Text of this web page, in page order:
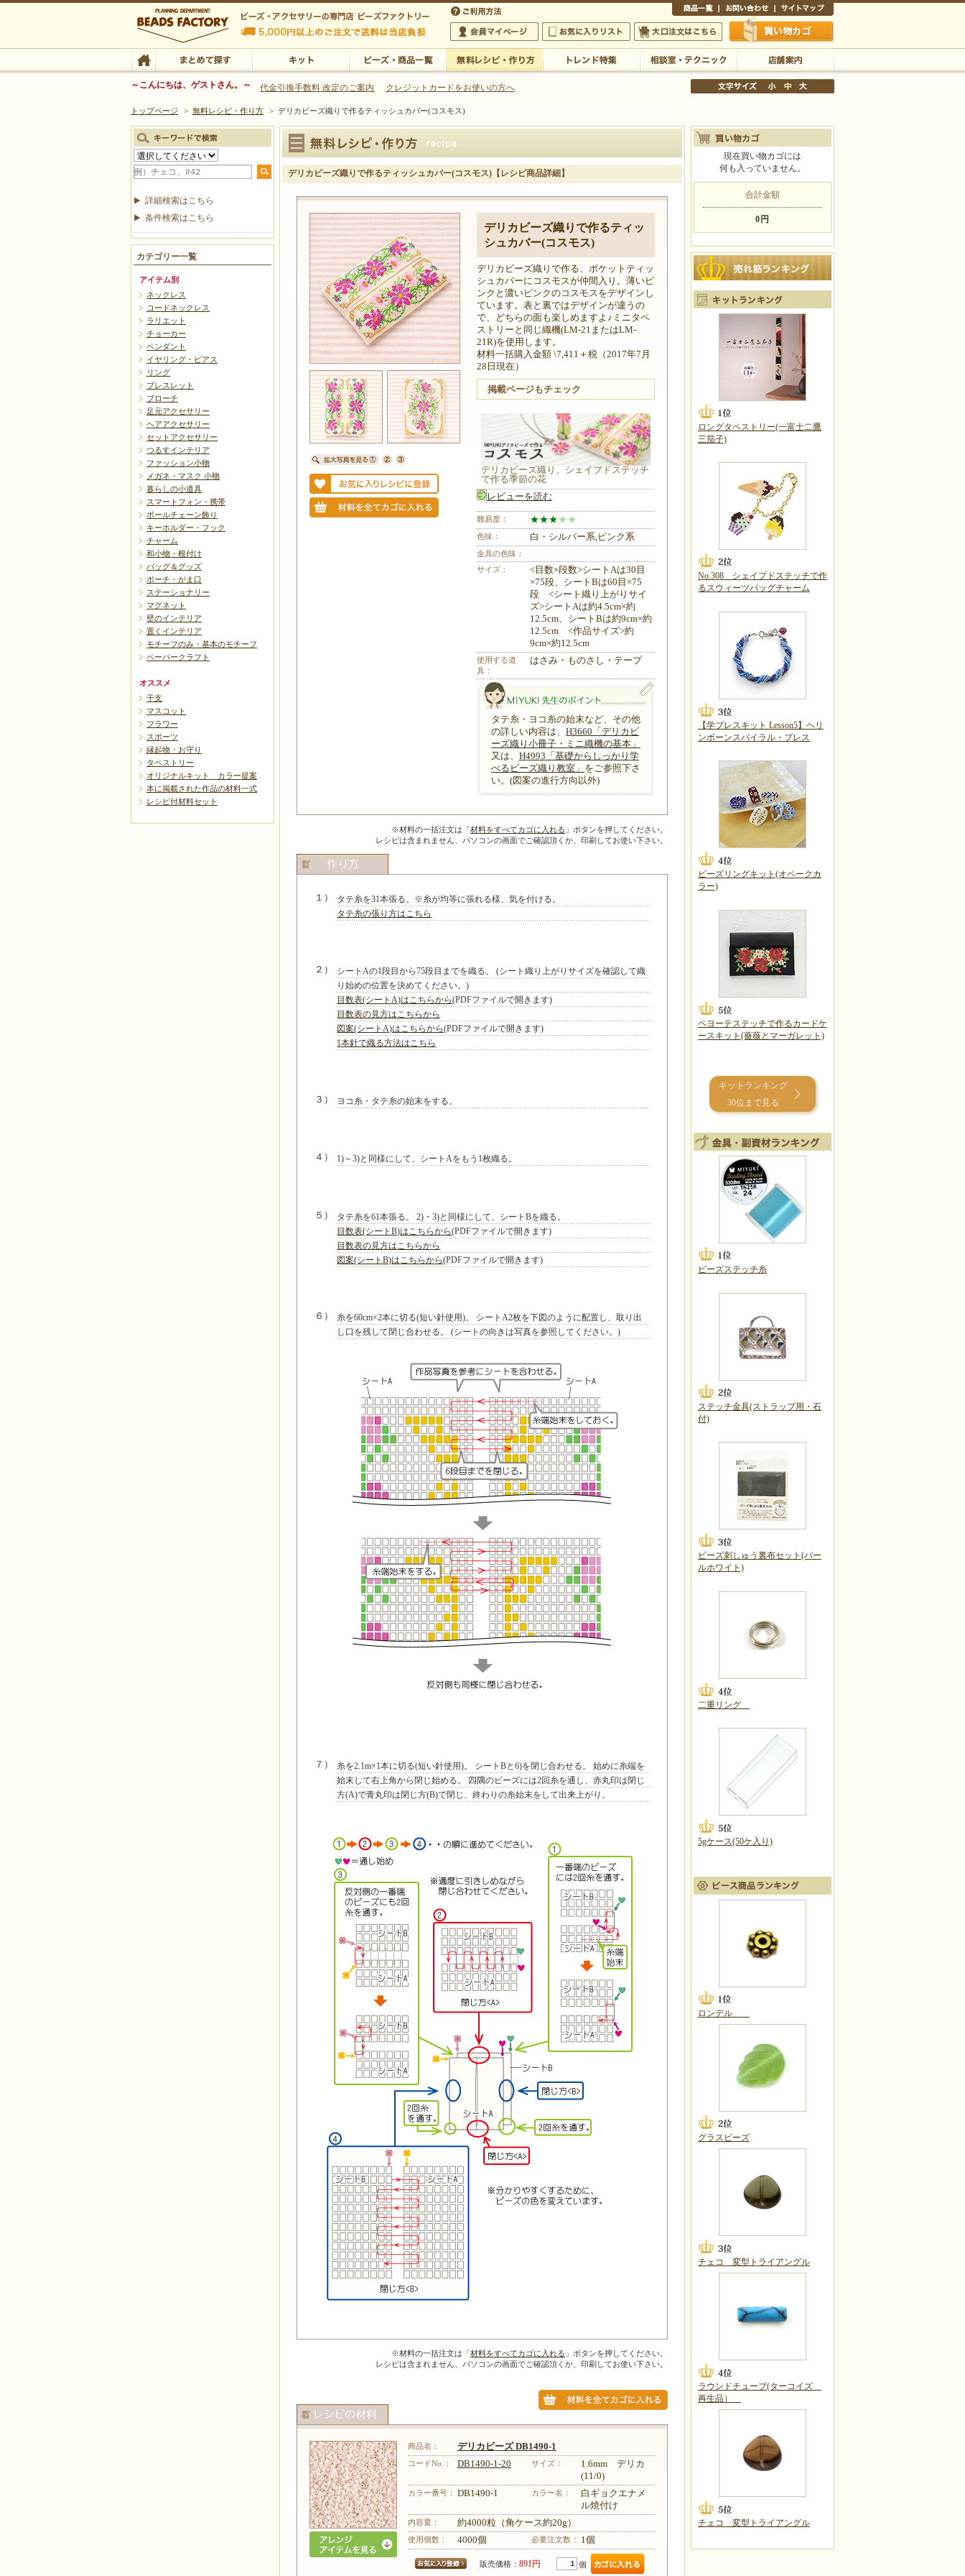
ビーズファクトリー ビーズ・パーツ・金具など・アクセサリーの専門店
ビーズ・アクセサリーの専門店 ビーズファクトリー 5,000円以上のご注文で送料は当店が負担いたします
ビーズ・アクセサリーの専門店 ビーズファクトリー 5,000円以上のご注文で送料は当店が負担いたします
ご利用方法
会員マイページ
お気に入りリスト 大口注文はこちら 買い物かご
TOP まとめて探す 店舗案内
～こんにちは、ゲストさん。～ 代金引換手数料 改定のご案内 クレジットカードをお使いの方へ
トップページ > 無料レシピ・作り方 > デリカビーズ織りで作るティッシュカバー(コスモス)
デリカビーズ織りで作るティッシュカバー(コスモス)【レシピ商品詳細】
デリカビーズ織りで作るティッ
シュカバー(コスモス)
デリカビーズ織りで作る、ポケットティッ
シュカバーにコスモスが仲間入り。薄いピ
ンクと濃いピンクのコスモスをデザインし
ています。表と裏ではデザインが違うの
で、どちらの面も楽しめますよ♪ミニタペ
ストリーと同じ織機(LM-21またはLM-
21R)を使用します。
材料一括購入金額 \7,411＋税（2017年7月
28日現在）
掲載ページもチェック
デリカビーズ織り、シェイプドステッチ
で作る季節の花
レビューを読む
難易度： ★★★★★
色味： 白・シルバー系,ピンク系
金具の色味：
サイズ：
<目数×段数>シートAは30目
×75段、シートBは60目×75
段 <シート織り上がりサイ
ズ>シートAは約4.5cm×約
12.5cm、シートBは約9cm×約
12.5cm <作品サイズ>約
9cm×約12.5cm
使用する道
具：
はさみ・ものさし・テープ
タテ糸・ヨコ糸の始末など、その他
の詳しい内容は、 H3660「デリカビ
ーズ織り小冊子・ミニ織機の基本」
又は、 H4993「基礎からしっかり学
べるビーズ織り教室」 をご参照下さ
い。(図案の進行方向以外)
※材料の一括注文は「材料をすべてカゴに入れる 」ボタンを押してください。
レシピは含まれません、パソコンの画面でご確認頂くか、印刷してお使い下さい。
１）
タテ糸を31本張る。※糸が均等に張れる様、気を付ける。
タテ糸の張り方はこちら
２）
シートAの1段目から75段目までを織る。 (シート織り上がりサイズを確認して織
り始めの位置を決めてください。)
目数表(シートA)はこちらから(PDFファイルで開きます)
目数表の見方はこちらから
図案(シートA)はこちらから(PDFファイルで開きます)
1本針で織る方法はこちら
３） ヨコ糸・タテ糸の始末をする。
４） 1)～3)と同様にして、シートAをもう1枚織る。
５）
タテ糸を61本張る。 2)・3)と同様にして、シートBを織る。
目数表(シートB)はこちらから(PDFファイルで開きます)
目数表の見方はこちらから
図案(シートB)はこちらから(PDFファイルで開きます)
６）
糸を60cm×2本に切る(短い針使用)。 シートA2枚を下図のように配置し、取り出
し口を残して閉じ合わせる。 (シートの向きは写真を参照してください。)
７）
糸を2.1m×1本に切る(短い針使用)。 シートBと6)を閉じ合わせる。 始めに糸端を
始末して右上角から閉じ始める。 四隅のビーズには2回糸を通し、赤丸印は閉じ
方(A)で青丸印は閉じ方(B)で閉じ、終わりの糸始末をして出来上がり。
※材料の一括注文は「材料をすべてカゴに入れる 」ボタンを押してください。
レシピは含まれません、パソコンの画面でご確認頂くか、印刷してお使い下さい。
商品名： デリカビーズ DB1490-1
コードNo.： DB1490-1-20 サイズ：
1.6mm デリカ
(11/0)
カラー番号： DB1490-1 カラー名：
白ギョクエナメ
ル焼付け
内容量： 約4000粒（角ケース約20g）
使用個数： 4000個 必要注文数： 1個
販売価格： 891円 個
詳細検索はこちら
条件検索はこちら
カテゴリー一覧
アイテム別
ネックレス
コードネックレス
ラリエット
チョーカー
ペンダント
イヤリング・ピアス
リング
ブレスレット
ブローチ
足元アクセサリー
ヘアアクセサリー
セットアクセサリー
つるすインテリア
ファッション小物
メガネ・マスク 小物
暮らしの小道具
スマートフォン・携帯
ボールチェーン飾り
キーホルダー・フック
チャーム
和小物・根付け
バッグ＆グッズ
ポーチ・がま口
ステーショナリー
マグネット
壁のインテリア
置くインテリア
モチーフのみ・基本のモチーフ
ペーパークラフト
オススメ
干支
マスコット
フラワー
スポーツ
縁起物・お守り
タペストリー
オリジナルキット カラー提案
本に掲載された作品の材料一式
レシピ付材料セット
現在買い物カゴには
何も入っていません。
合計金額
0円
ロングタペストリー(一富士二鷹
三茄子)
No.308 シェイプドステッチで作
るスウィーツバッグチャーム
【学ブレスキット Lesson5】ヘリ
ンボーンスパイラル・ブレス
ビーズリングキット(オペークカ
ラー)
ペヨーテステッチで作るカードケ
ースキット(薔薇とマーガレット)
キットランキング
30位まで見る
ビーズステッチ糸
ステッチ金具(ストラップ用・石
付)
ビーズ刺しゅう裏布セット(パー
ルホワイト)
二重リング
5gケース(50ケ入り)
ロンデル
グラスビーズ
チェコ 変型トライアングル
ラウンドチューブ(ターコイズ
再生品）
チェコ 変型トライアングル